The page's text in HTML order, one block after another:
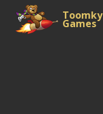
Toomky
Games